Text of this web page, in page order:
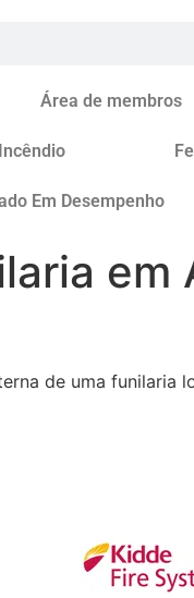
Área de membros
Em Desempenho
em
de uma funilaria